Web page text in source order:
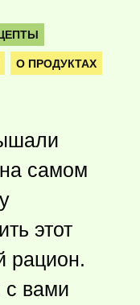
О ПРОДУКТАХ
самом
этот
рацион.
с вами